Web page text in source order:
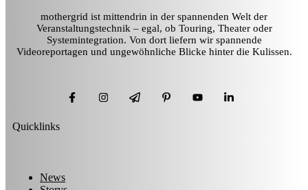
mothergrid ist mittendrin in der spannenden Welt der
Veranstaltungstechnik – egal, ob Touring, Theater oder
Systemintegration. Von dort liefern wir spannende
Videoreportagen und ungewöhnliche Blicke hinter die Kulissen.
Quicklinks
News